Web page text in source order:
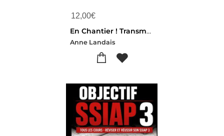
12,00€
En Chantier ! Transmettre, Apprendre Les Metiers De La Construction
Anne Landais